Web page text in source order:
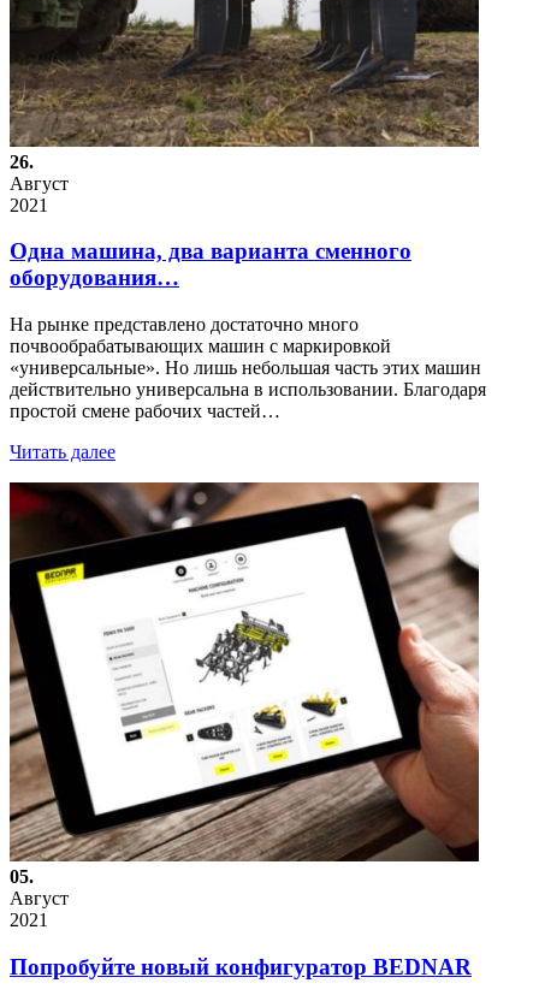
26.
Август
2021
Одна машина, два варианта сменного
оборудования…
На рынке представлено достаточно много
почвообрабатывающих машин с маркировкой
«универсальные». Но лишь небольшая часть этих машин
действительно универсальна в использовании. Благодаря
простой смене рабочих частей…
Читать далее
05.
Август
2021
Попробуйте новый конфигуратор BEDNAR